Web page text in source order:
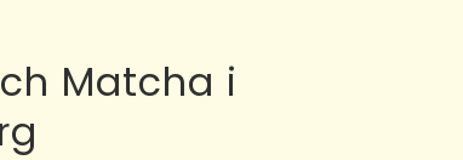
Matcha i